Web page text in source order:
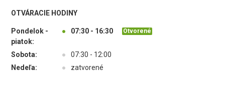
OTVÁRACIE HODINY
Pondelok -
piatok:
● 07:30 - 16:30 Otvorené
Sobota: ●
07:30 - 12:00
Nedeľa:
● zatvorené